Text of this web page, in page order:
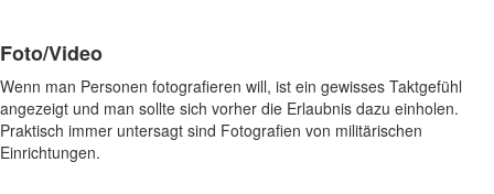
Foto/Video
Wenn man Personen fotografieren will, ist ein gewisses Taktgefühl
angezeigt und man sollte sich vorher die Erlaubnis dazu einholen.
Praktisch immer untersagt sind Fotografien von militärischen
Einrichtungen.